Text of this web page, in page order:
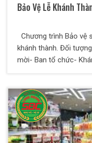
Bảo Vệ Lễ Khánh
Chương trình Bảo vệ
khánh thành. Đối
mời- Ban tổ chức-
kinh doanh của mình.